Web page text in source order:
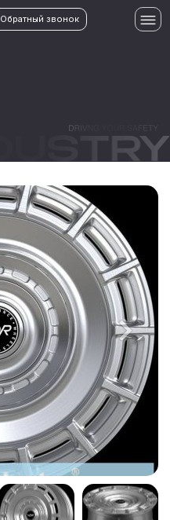
Обратный звонок